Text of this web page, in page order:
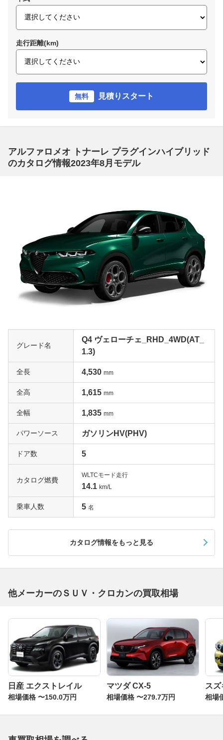
走行距離(km)
無料 見積りスタート
アルファロメオ トナーレ プラグインハイブリッド
のカタログ情報2023年8月モデル
グレード名
Q4 ヴェローチェ_RHD_4WD(AT_
1.3)
全長 4,530 mm
全高 1,615 mm
全幅 1,835 mm
パワーソース ガソリンHV(PHV)
ドア数 5
カタログ燃費
WLTCモード走行
14.1 km/L
乗車人数 5 名
カタログ情報をもっと見る
他メーカーのＳＵＶ・クロカンの買取相場
日産 エクストレイル
相場価格 〜150.0万円
マツダ CX-5
相場価格 〜279.7万円
ス
相場